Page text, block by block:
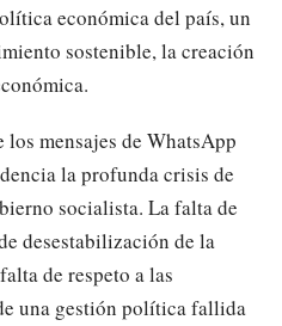
económica del país, un
sostenible, la creación
mensajes de WhatsApp
la profunda crisis de
socialista. La falta de
desestabilización de la
de respeto a las
una gestión política fallida